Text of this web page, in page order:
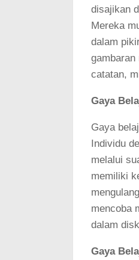
disajikan
Mereka
dalam
catatan,
Gaya
Gaya
Individu
melalui
memiliki
mencoba
dalam
Gaya